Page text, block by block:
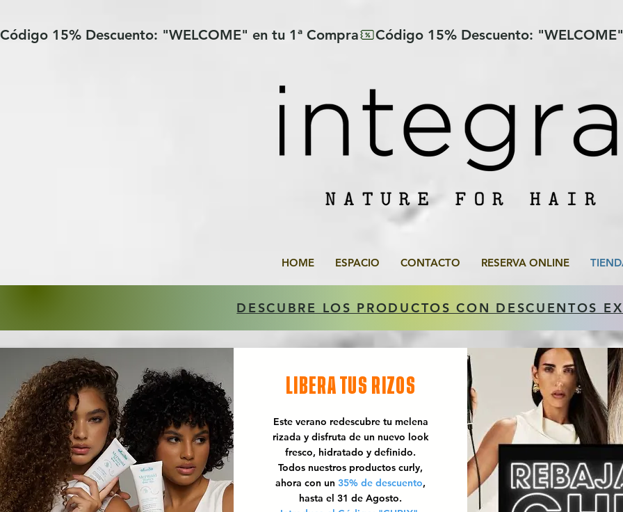
Código 15% Descuento: "WELCOME" en tu 1ª Compra
HOME ESPACIO CONTACTO RESERVA ONLINE
DESCUBRE LOS PRODUCTOS CON DESCUENTOS
LIBERA TUS RIZOS
Este verano redescubre tu melena
rizada y disfruta de un nuevo look
fresco, hidratado y definido.
Todos nuestros productos curly,
ahora con un 35% de descuento,
hasta el 31 de Agosto.